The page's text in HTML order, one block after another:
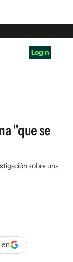
Login
"que se
sobre una
en